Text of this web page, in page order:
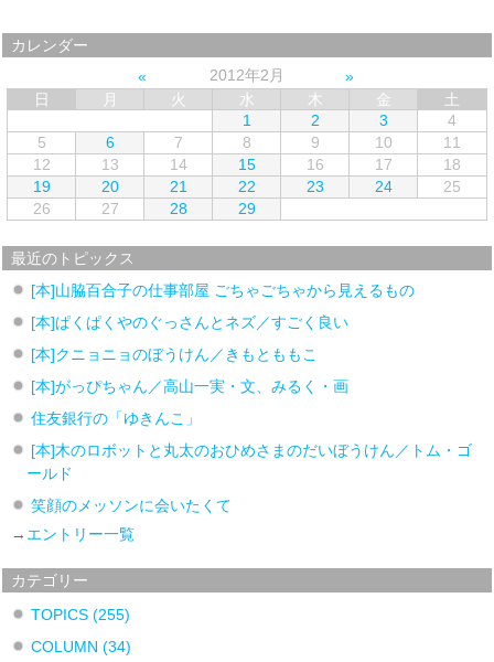
カレンダー
2012年2月
日
月 火 水 木 金
土
1
2 3
4
5
6 7 8 9 10
11
12
13 14 15 16 17
18
19
20 21 22 23 24
25
26
27 28 29
最近のトピックス
[本]山脇百合子の仕事部屋 ごちゃごちゃから見えるもの
[本]ぱくぱくやのぐっさんとネズ／すごく良い
[本]クニョニョのぼうけん／きもとももこ
[本]がっぴちゃん／高山一実・文、みるく・画
住友銀行の「ゆきんこ」
[本]木のロボットと丸太のおひめさまのだいぼうけん／トム・ゴ
ールド
笑顔のメッソンに会いたくて
→ エントリー一覧
カテゴリー
TOPICS (255)
COLUMN (34)